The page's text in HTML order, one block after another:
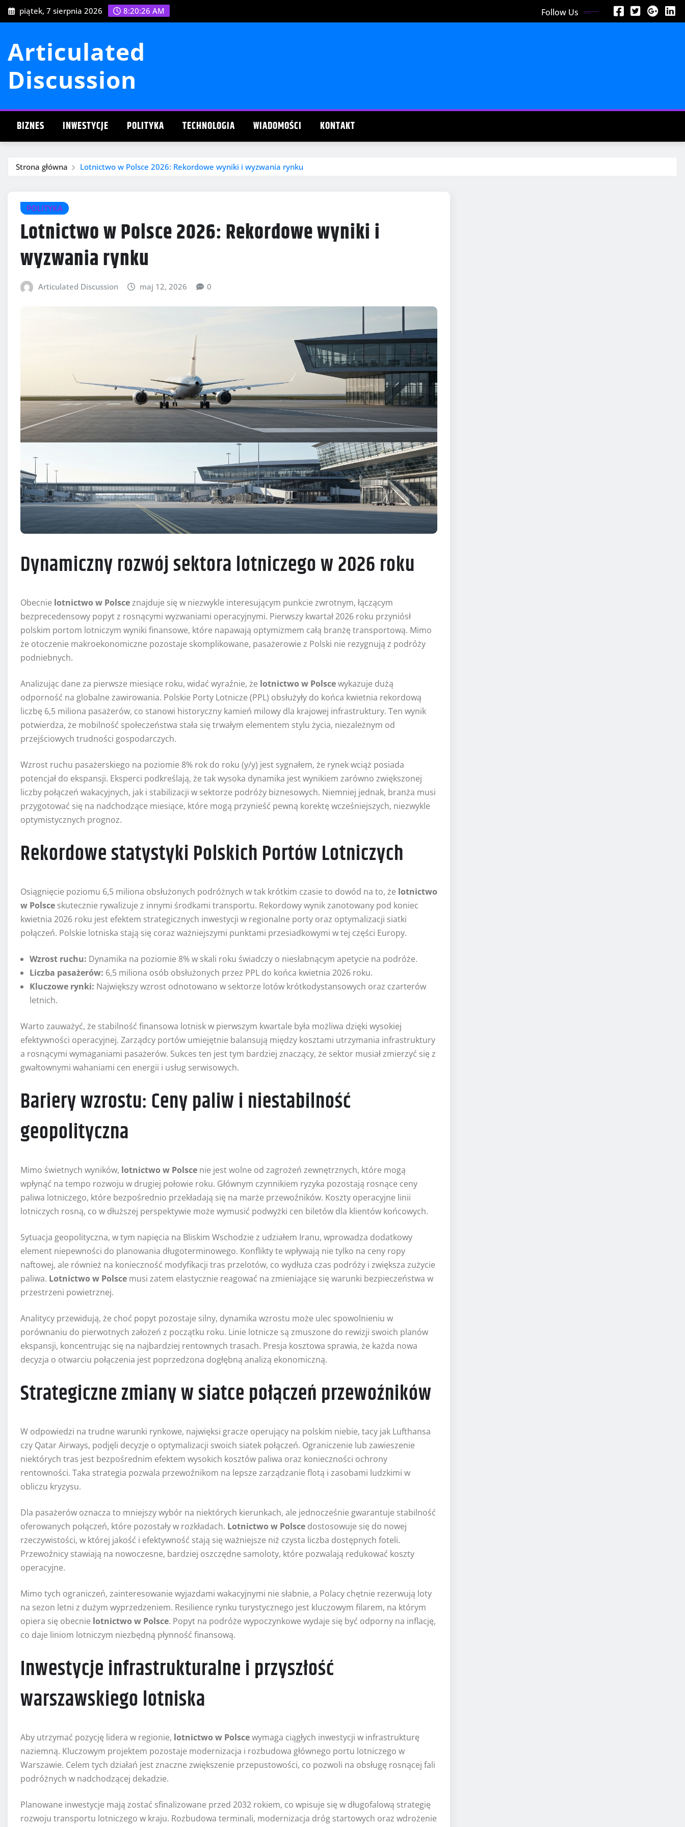
Przejdź
do
piątek, 7 sierpnia 2026 8:20:27 AM Follow Us
Articulated
Discussion
BIZNES INWESTYCJE POLITYKA TECHNOLOGIA WIADOMOŚCI KONTAKT
Strona główna Lotnictwo w Polsce 2026: Rekordowe wyniki i wyzwania rynku
POLITYKA
Lotnictwo w Polsce 2026: Rekordowe wyniki i
wyzwania rynku
Articulated Discussion maj 12, 2026 0
Dynamiczny rozwój sektora lotniczego w 2026 roku
Obecnie lotnictwo w Polsceznajduje się w niezwykle interesującym punkcie zwrotnym, łączącym
bezprecedensowy popyt z rosnącymi wyzwaniami operacyjnymi. Pierwszy kwartał 2026 roku przyniósł
polskim portom lotniczym wyniki finansowe, które napawają optymizmem całą branżę transportową. Mimo
że otoczenie makroekonomiczne pozostaje skomplikowane, pasażerowie z Polski nie rezygnują z podróży
podniebnych.
Analizując dane za pierwsze miesiące roku, widać wyraźnie, że lotnictwo w Polscewykazuje dużą
odporność na globalne zawirowania. Polskie Porty Lotnicze (PPL) obsłużyły do końca kwietnia rekordową
liczbę 6,5 miliona pasażerów, co stanowi historyczny kamień milowy dla krajowej infrastruktury. Ten wynik
potwierdza, że mobilność społeczeństwa stała się trwałym elementem stylu życia, niezależnym od
przejściowych trudności gospodarczych.
Wzrost ruchu pasażerskiego na poziomie 8% rok do roku (y/y) jest sygnałem, że rynek wciąż posiada
potencjał do ekspansji. Eksperci podkreślają, że tak wysoka dynamika jest wynikiem zarówno zwiększonej
liczby połączeń wakacyjnych, jak i stabilizacji w sektorze podróży biznesowych. Niemniej jednak, branża musi
przygotować się na nadchodzące miesiące, które mogą przynieść pewną korektę wcześniejszych, niezwykle
optymistycznych prognoz.
Rekordowe statystyki Polskich Portów Lotniczych
Osiągnięcie poziomu 6,5 miliona obsłużonych podróżnych w tak krótkim czasie to dowód na to, że lotnictwo
w Polsce skutecznie rywalizuje z innymi środkami transportu. Rekordowy wynik zanotowany pod koniec
kwietnia 2026 roku jest efektem strategicznych inwestycji w regionalne porty oraz optymalizacji siatki
połączeń. Polskie lotniska stają się coraz ważniejszymi punktami przesiadkowymi w tej części Europy.
Wzrost ruchu: Dynamika na poziomie 8% w skali roku świadczy o niesłabnącym apetycie na podróże.
Liczba pasażerów: 6,5 miliona osób obsłużonych przez PPL do końca kwietnia 2026 roku.
Kluczowe rynki: Największy wzrost odnotowano w sektorze lotów krótkodystansowych oraz czarterów
letnich.
Warto zauważyć, że stabilność finansowa lotnisk w pierwszym kwartale była możliwa dzięki wysokiej
efektywności operacyjnej. Zarządcy portów umiejętnie balansują między kosztami utrzymania infrastruktury
a rosnącymi wymaganiami pasażerów. Sukces ten jest tym bardziej znaczący, że sektor musiał zmierzyć się z
gwałtownymi wahaniami cen energii i usług serwisowych.
Bariery wzrostu: Ceny paliw i niestabilność
geopolityczna
Mimo świetnych wyników, lotnictwo w Polsce nie jest wolne od zagrożeń zewnętrznych, które mogą
wpłynąć na tempo rozwoju w drugiej połowie roku. Głównym czynnikiem ryzyka pozostają rosnące ceny
paliwa lotniczego, które bezpośrednio przekładają się na marże przewoźników. Koszty operacyjne linii
lotniczych rosną, co w dłuższej perspektywie może wymusić podwyżki cen biletów dla klientów końcowych.
Sytuacja geopolityczna, w tym napięcia na Bliskim Wschodzie z udziałem Iranu, wprowadza dodatkowy
element niepewności do planowania długoterminowego. Konflikty te wpływają nie tylko na ceny ropy
naftowej, ale również na konieczność modyfikacji tras przelotów, co wydłuża czas podróży i zwiększa zużycie
paliwa. Lotnictwo w Polsce musi zatem elastycznie reagować na zmieniające się warunki bezpieczeństwa w
przestrzeni powietrznej.
Analitycy przewidują, że choć popyt pozostaje silny, dynamika wzrostu może ulec spowolnieniu w
porównaniu do pierwotnych założeń z początku roku. Linie lotnicze są zmuszone do rewizji swoich planów
ekspansji, koncentrując się na najbardziej rentownych trasach. Presja kosztowa sprawia, że każda nowa
decyzja o otwarciu połączenia jest poprzedzona dogłębną analizą ekonomiczną.
Strategiczne zmiany w siatce połączeń przewoźników
W odpowiedzi na trudne warunki rynkowe, najwięksi gracze operujący na polskim niebie, tacy jak Lufthansa
czy Qatar Airways, podjęli decyzje o optymalizacji swoich siatek połączeń. Ograniczenie lub zawieszenie
niektórych tras jest bezpośrednim efektem wysokich kosztów paliwa oraz konieczności ochrony
rentowności. Taka strategia pozwala przewoźnikom na lepsze zarządzanie flotą i zasobami ludzkimi w
obliczu kryzysu.
Dla pasażerów oznacza to mniejszy wybór na niektórych kierunkach, ale jednocześnie gwarantuje stabilność
oferowanych połączeń, które pozostały w rozkładach. Lotnictwo w Polsce dostosowuje się do nowej
rzeczywistości, w której jakość i efektywność stają się ważniejsze niż czysta liczba dostępnych foteli.
Przewoźnicy stawiają na nowoczesne, bardziej oszczędne samoloty, które pozwalają redukować koszty
operacyjne.
Mimo tych ograniczeń, zainteresowanie wyjazdami wakacyjnymi nie słabnie, a Polacy chętnie rezerwują loty
na sezon letni z dużym wyprzedzeniem. Resilience rynku turystycznego jest kluczowym filarem, na którym
opiera się obecnie lotnictwo w Polsce. Popyt na podróże wypoczynkowe wydaje się być odporny na inflację,
co daje liniom lotniczym niezbędną płynność finansową.
Inwestycje infrastrukturalne i przyszłość
warszawskiego lotniska
Aby utrzymać pozycję lidera w regionie, lotnictwo w Polscewymaga ciągłych inwestycji w infrastrukturę
naziemną. Kluczowym projektem pozostaje modernizacja i rozbudowa głównego portu lotniczego w
Warszawie. Celem tych działań jest znaczne zwiększenie przepustowości, co pozwoli na obsługę rosnącej fali
podróżnych w nadchodzącej dekadzie.
Planowane inwestycje mają zostać sfinalizowane przed 2032 rokiem, co wpisuje się w długofalową strategię
rozwoju transportu lotniczego w kraju. Rozbudowa terminali, modernizacja dróg startowych oraz wdrożenie